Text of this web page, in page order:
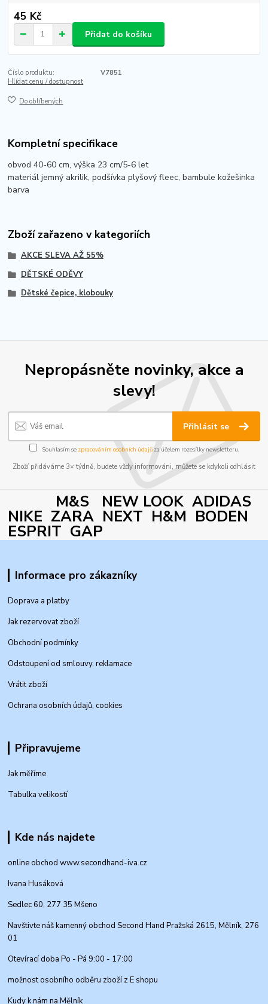
45 Kč
Přidat do košíku
Číslo produktu:
V7851
Hlídat cenu / dostupnost
Do oblíbených
Kompletní specifikace
obvod 40-60 cm, výška 23 cm/5-6 let
materiál jemný akrilik, podšívka plyšový fleec, bambule kožešinka
barva
Zboží zařazeno v kategoriích
AKCE SLEVA AŽ 55%
DĚTSKÉ ODĚVY
Dětské čepice, klobouky
Nepropásněte novinky, akce a
slevy!
Přihlásit se
Souhlasím se zpracováním osobních údajůza účelem rozesílky newsletteru.
Zboží přidáváme 3× týdně, budete vždy informováni, můžete se kdykoli odhlásit
M&S NEW LOOK ADIDAS
NIKE ZARA NEXT H&M BODEN
ESPRIT GAP
Informace pro zákazníky
Doprava a platby
Jak rezervovat zboží
Obchodní podmínky
Odstoupení od smlouvy, reklamace
Vrátit zboží
Ochrana osobních údajů, cookies
Připravujeme
Jak měříme
Tabulka velikostí
Kde nás najdete
online obchod www.secondhand-iva.cz
Ivana Husáková
Sedlec 60, 277 35 Mšeno
Navštivte náš kamenný obchod Second Hand Pražská 2615, Mělník, 276
01
Otevírací doba Po - Pá 9:00 - 17:00
možnost osobního odběru zboží z E shopu
Kudy k nám na Mělník